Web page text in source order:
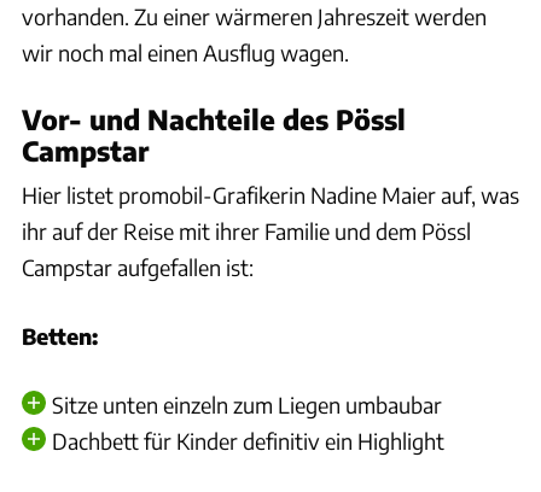
vorhanden. Zu einer wärmeren Jahreszeit werden
wir noch mal einen Ausflug wagen.
Vor- und Nachteile des Pössl
Campstar
Hier listet promobil-Grafikerin Nadine Maier auf, was
ihr auf der Reise mit ihrer Familie und dem Pössl
Campstar aufgefallen ist:
Betten:
Sitze unten einzeln zum Liegen umbaubar
Dachbett für Kinder definitiv ein Highlight